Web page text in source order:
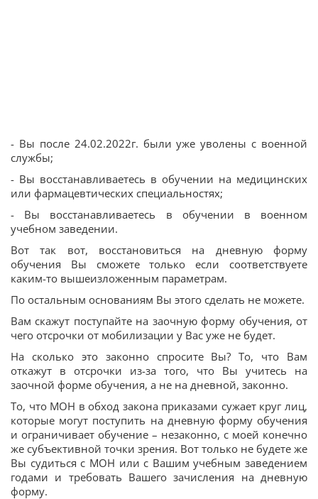
- Вы после 24.02.2022г. были уже уволены с военной
службы;
- Вы восстанавливаетесь в обучении на медицинских
или фармацевтических специальностях;
- Вы восстанавливаетесь в обучении в военном
учебном заведении.
Вот так вот, восстановиться на дневную форму
обучения Вы сможете только если соответствуете
каким-то вышеизложенным параметрам.
По остальным основаниям Вы этого сделать не можете.
Вам скажут поступайте на заочную форму обучения, от
чего отсрочки от мобилизации у Вас уже не будет.
На сколько это законно спросите Вы? То, что Вам
откажут в отсрочки из-за того, что Вы учитесь на
заочной форме обучения, а не на дневной, законно.
То, что МОН в обход закона приказами сужает круг лиц,
которые могут поступить на дневную форму обучения
и ограничивает обучение – незаконно, с моей конечно
же субъективной точки зрения. Вот только не будете же
Вы судиться с МОН или с Вашим учебным заведением
годами и требовать Вашего зачисления на дневную
форму.